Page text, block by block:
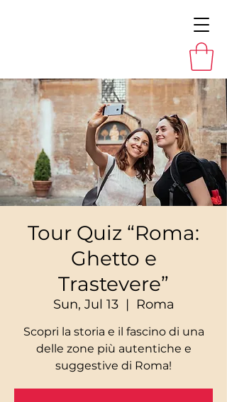
Tour Quiz “Roma:
Ghetto e
Trastevere”
Sun, Jul 13
  |
Roma
Scopri la storia e il fascino di una
delle zone più autentiche e